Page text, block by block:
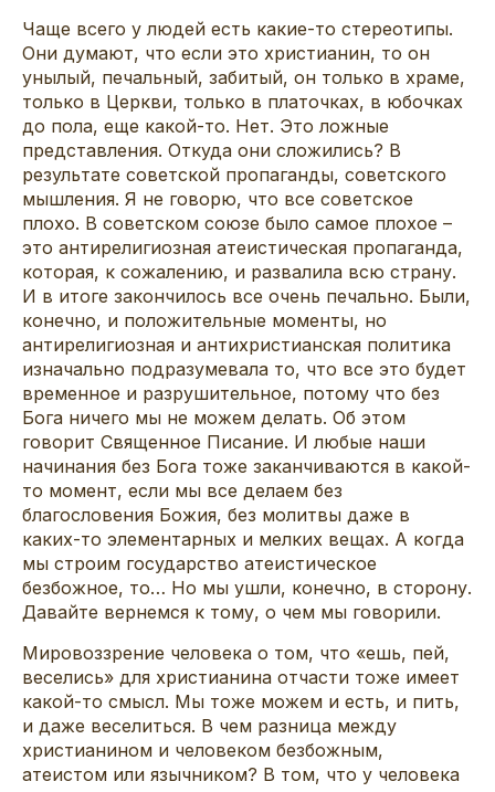
Чаще всего у людей есть какие-то стереотипы.
Они думают, что если это христианин, то он
унылый, печальный, забитый, он только в храме,
только в Церкви, только в платочках, в юбочках
до пола, еще какой-то. Нет. Это ложные
представления. Откуда они сложились? В
результате советской пропаганды, советского
мышления. Я не говорю, что все советское
плохо. В советском союзе было самое плохое –
это антирелигиозная атеистическая пропаганда,
которая, к сожалению, и развалила всю страну.
И в итоге закончилось все очень печально. Были,
конечно, и положительные моменты, но
антирелигиозная и антихристианская политика
изначально подразумевала то, что все это будет
временное и разрушительное, потому что без
Бога ничего мы не можем делать. Об этом
говорит Священное Писание. И любые наши
начинания без Бога тоже заканчиваются в какой-
то момент, если мы все делаем без
благословения Божия, без молитвы даже в
каких-то элементарных и мелких вещах. А когда
мы строим государство атеистическое
безбожное, то… Но мы ушли, конечно, в сторону.
Давайте вернемся к тому, о чем мы говорили.
Мировоззрение человека о том, что «ешь, пей,
веселись» для христианина отчасти тоже имеет
какой-то смысл. Мы тоже можем и есть, и пить,
и даже веселиться. В чем разница между
христианином и человеком безбожным,
атеистом или язычником? В том, что у человека